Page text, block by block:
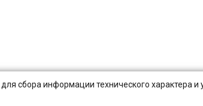
сбора информации технического характера